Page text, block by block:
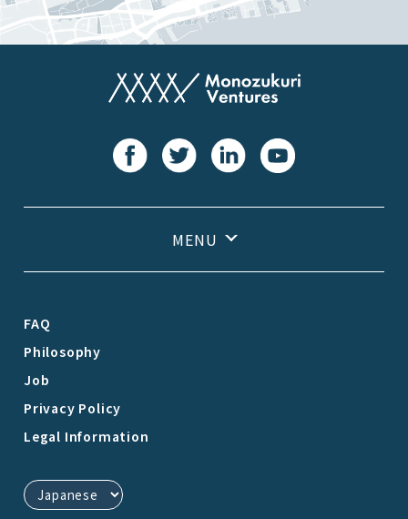
FAQ
Philosophy
Job
Privacy Policy
Legal Information